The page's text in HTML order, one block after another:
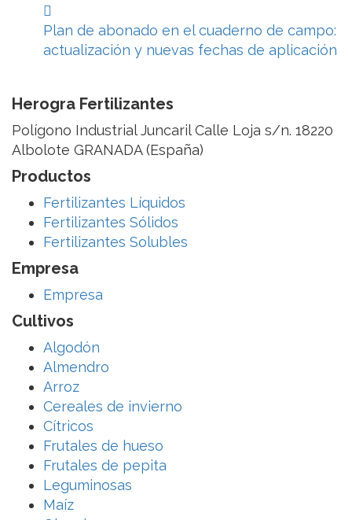
Plan de abonado en el cuaderno de campo:
actualización y nuevas fechas de aplicación
Herogra Fertilizantes
Polígono Industrial Juncaril Calle Loja s/n. 18220
Albolote GRANADA (España)
Productos
Fertilizantes Líquidos
Fertilizantes Sólidos
Fertilizantes Solubles
Empresa
Empresa
Cultivos
Algodón
Almendro
Arroz
Cereales de invierno
Cítricos
Frutales de hueso
Frutales de pepita
Leguminosas
Maíz